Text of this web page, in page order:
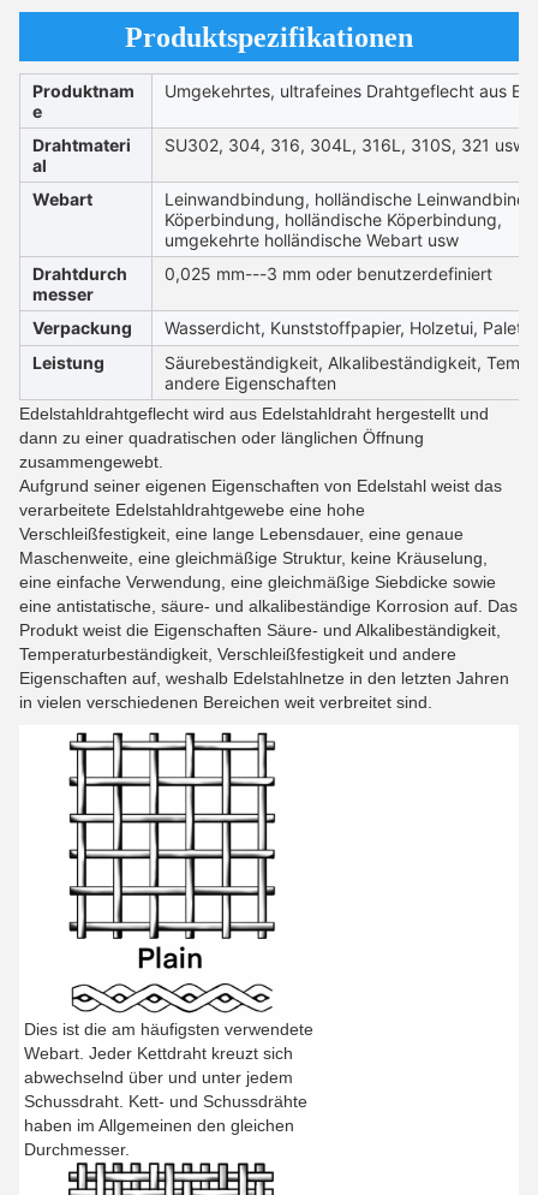
Produktspezifikationen
Produktnam
e
Umgekehrtes, ultrafeines Drahtgeflecht aus
Drahtmateri
al
SU302, 304, 316, 304L, 316L, 310S, 321 usw
Webart
Leinwandbindung, holländische
Köperbindung, holländische Köperbindung,
umgekehrte holländische Webart usw
Drahtdurch
messer
0,025 mm---3 mm oder benutzerdefiniert
Verpackung
Wasserdicht, Kunststoffpapier, Holzetui, Palette
Leistung
Säurebeständigkeit, Alkalibeständigkeit,
andere Eigenschaften
Edelstahldrahtgeflecht wird aus Edelstahldraht hergestellt und
dann zu einer quadratischen oder länglichen Öffnung
zusammengewebt.
Aufgrund seiner eigenen Eigenschaften von Edelstahl weist das
verarbeitete Edelstahldrahtgewebe eine hohe
Verschleißfestigkeit, eine lange Lebensdauer, eine genaue
Maschenweite, eine gleichmäßige Struktur, keine Kräuselung,
eine einfache Verwendung, eine gleichmäßige Siebdicke sowie
eine antistatische, säure- und alkalibeständige Korrosion auf. Das
Produkt weist die Eigenschaften Säure- und Alkalibeständigkeit,
Temperaturbeständigkeit, Verschleißfestigkeit und andere
Eigenschaften auf, weshalb Edelstahlnetze in den letzten Jahren
in vielen verschiedenen Bereichen weit verbreitet sind.
Dies ist die am häufigsten verwendete
Webart. Jeder Kettdraht kreuzt sich
abwechselnd über und unter jedem
Schussdraht. Kett- und Schussdrähte
haben im Allgemeinen den gleichen
Durchmesser.